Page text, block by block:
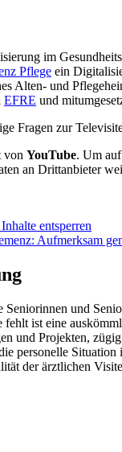
im
Pflege ein
Alten- und
EFRE und
Fragen zur
von YouTube. Um
an Drittanbieter
entsperren
Aufmerksam
Seniorinnen und
ist eine
und Projekten,
personelle
der ärztlichen